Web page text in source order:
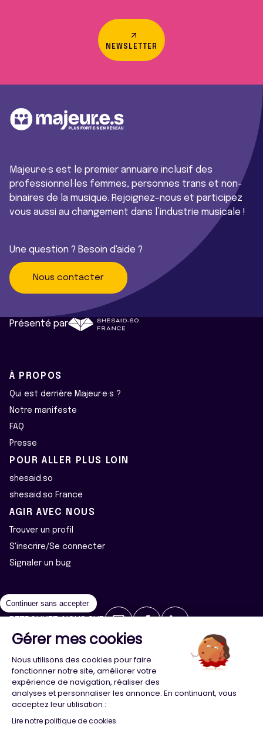
NEWSLETTER
Majeur·e·s est le premier annuaire inclusif des
professionnel·les femmes, personnes trans et non-
binaires de la musique. Rejoignez-nous et participez
vous aussi au changement dans l’industrie musicale !
Une question ? Besoin d'aide ?
Nous contacter
Présenté par
À PROPOS
Qui est derrière Majeur·e·s ?
Notre manifeste
FAQ
Presse
POUR ALLER PLUS LOIN
shesaid.so
shesaid.so France
AGIR AVEC NOUS
Trouver un profil
S'inscrire/Se connecter
Signaler un bug
2026 ©Majeur·e·s - Tous droits réservés
Politique de confidentialité
Cookies
Conception Agence Adeliom
Continuer sans accepter
Gérer mes cookies
Nous utilisons des cookies pour faire
fonctionner notre site, améliorer votre
expérience de navigation, réaliser des
analyses et personnaliser les annonce. En continuant, vous
acceptez leur utilisation :
Lire notre politique de cookies